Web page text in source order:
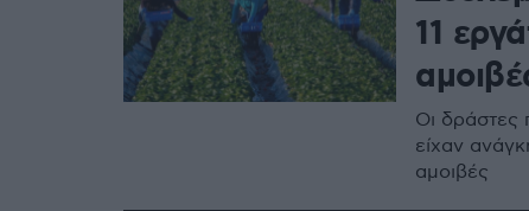
11
Οι δράστες
είχαν
αμοιβές